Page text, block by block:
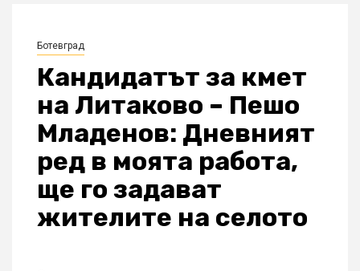
Ботевград
Кандидатът за кмет
на Литаково – Пешо
Младенов: Дневният
ред в моята работа,
ще го задават
жителите на селото